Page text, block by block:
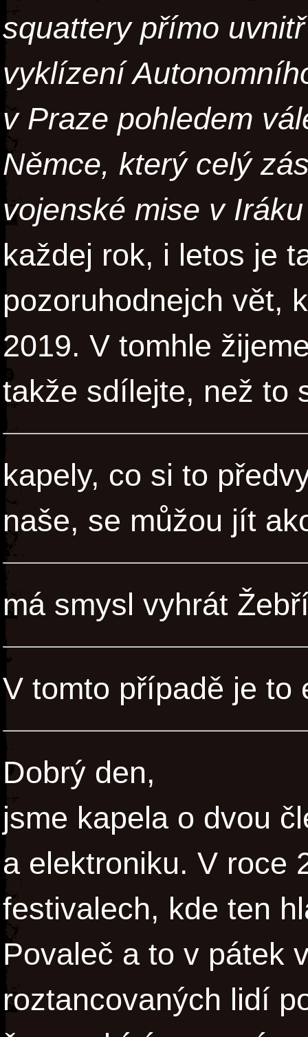
squattery přímo
vyklízení
v Praze pohledem
Němce, který celý
vojenské mise v
každej rok, i letos je
pozoruhodnejch vět,
2019. V tomhle
takže sdílejte, než to
kapely, co si to
naše, se můžou jít
má smysl vyhrát
V tomto případě je to
Dobrý den,
jsme kapela o dvou
a elektroniku. V roce
festivalech, kde ten
Povaleč a to v pátek
roztancovaných lidí